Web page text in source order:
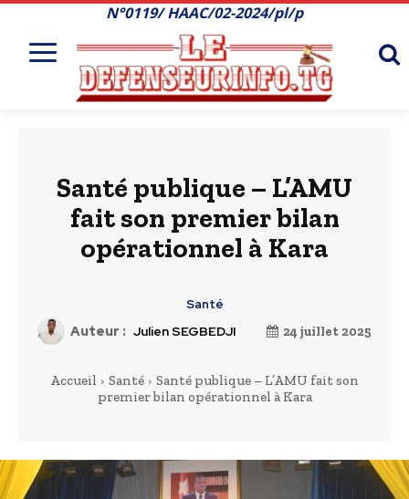
N°0119/ HAAC/02-2024/pl/p
Santé publique – L’AMU
fait son premier bilan
opérationnel à Kara
Santé
Auteur : Julien SEGBEDJI 24 juillet 2025
Accueil Santé
Santé publique – L’AMU fait son
premier bilan opérationnel à Kara